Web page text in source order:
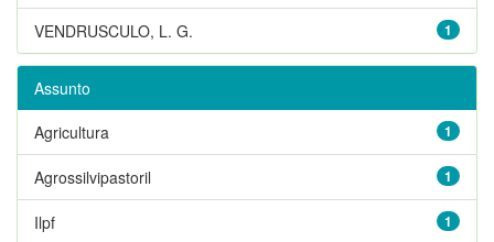
1
VENDRUSCULO, L. G.
Assunto
1
Agricultura
1
Agrossilvipastoril
1
Ilpf